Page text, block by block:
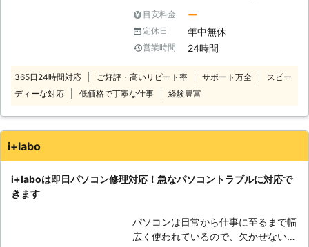
です。しかし、パソコンの寿命は無限
ではありません。 パソコンには様々
なトラブルが発生する可能性がありま
す。 そんなパソコントラブルの一例
起動しなくなった ・ブルースクリー
ンで動かない ・ハードディスクのデ
実績があります！その中でも多くのお
さまのトラブルを解決いたします。受
付は24時間365日、日本全国で対応
目安料金 ー
定休日 年中無休
営業時間 24時間
365日24時間対応 ご好評・高いリピート率 サポート万全
スピー
ディーな対応
低価格で丁寧な仕事 経験豊富
i+labo
i+laboは即日パソコン修理対応！急なパソコントラブルに対応で
きます
パソコンは日常から仕事に至るまで幅
広く使われているので、欠かせない存